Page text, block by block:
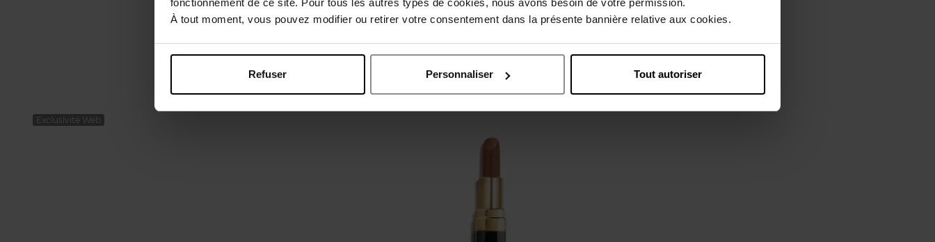
fonctionnement de ce site. Pour tous les autres types de cookies, nous avons besoin de votre permission.
À tout moment, vous pouvez modifier ou retirer votre consentement dans la présente bannière relative aux cookies.
Refuser Personnaliser Tout autoriser
Oublié quelque chose ?
Exclusivité Web